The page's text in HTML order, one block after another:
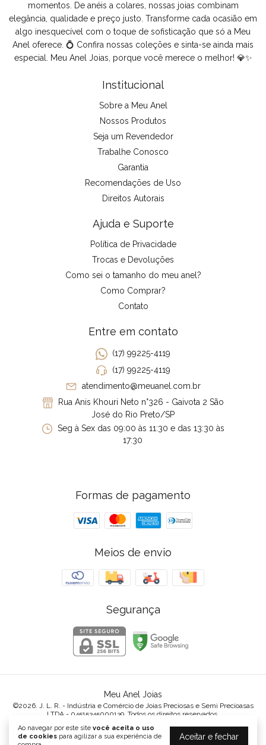
Ao navegar por este site você aceita o uso
de cookies para agilizar a sua experiência de
Aceitar e fechar
momentos. De anéis a colares, nossas joias combinam
elegância, qualidade e preço justo. Transforme cada ocasião em
algo inesquecível com o toque de sofisticação que só a Meu
Anel oferece. 💍 Confira nossas coleções e sinta-se ainda mais
especial. Meu Anel Joias, porque você merece o melhor! 💎✨
Institucional
Sobre a Meu Anel
Nossos Produtos
Seja um Revendedor
Trabalhe Conosco
Garantia
Recomendações de Uso
Direitos Autorais
Ajuda e Suporte
Política de Privacidade
Trocas e Devoluções
Como sei o tamanho do meu anel?
Como Comprar?
Contato
Entre em contato
(17) 99225-4119
(17) 99225-4119
atendimento@meuanel.com.br
Rua Anis Khouri Neto n°326 - Gaivota 2 São
José do Rio Preto/SP
Seg à Sex das 09:00 às 11:30 e das 13:30 às
17:30
Formas de pagamento
Meios de envio
Segurança
Meu Anel Joias
©2026. J. L. R. - Indústria e Comércio de Joias Preciosas e Semi Precioasas
LTDA - 04515345000139. Todos os direitos reservados.